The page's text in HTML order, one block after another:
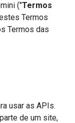
("Termos
Termos
Termos das
usar as APIs.
de um site,